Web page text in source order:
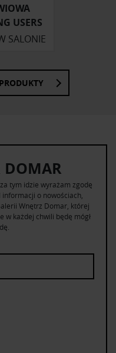
z innymi danymi
podczas
USERS
SALONIE
DOMAR
tym idzie wyrażam zgodę
o nowościach,
Wnętrz Domar, której
w każdej chwili będę mógł